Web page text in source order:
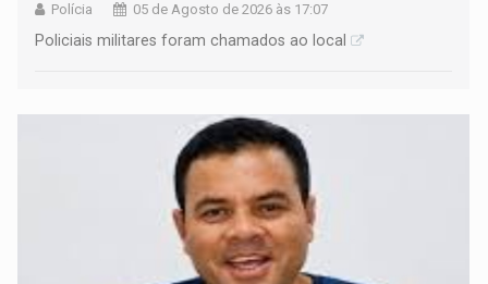
Polícia 05 de Agosto de 2026 às 17:07
Policiais militares foram chamados ao local